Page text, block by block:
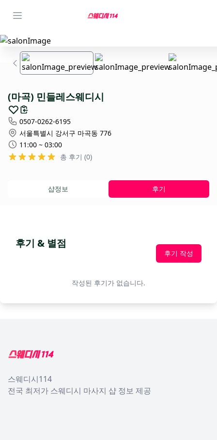
(마곡) 민들레스웨디시
0507-0262-6195
서울특별시 강서구 마곡동 776
11:00 ~ 03:00
총 후기 (0)
샵정보 후기
후기 & 별점
후기 작성
작성된 후기가 없습니다.
스웨디시114
전국 최저가 스웨디시 마사지 샵 정보 제공